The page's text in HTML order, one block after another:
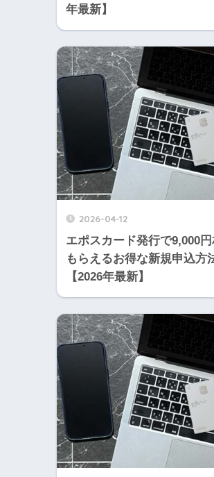
年最新】
2026-04-12
エポスカード発行で9,000
もらえるお得な新規申込方
【2026年最新】